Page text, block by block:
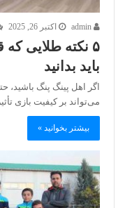
اکتبر 26, 2025
۵ نکته طلایی
باید بدانید
اگر اهل پینگ پنگ باشید،
می‌تواند بر کیفیت بازی
بیشتر بخوانید »